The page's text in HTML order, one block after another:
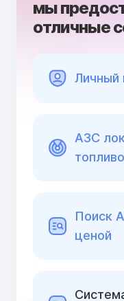
мы
отличные
Личный
АЗС
топливо
Поиск
ценой